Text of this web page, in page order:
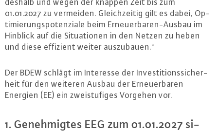
deshalb und wegen der knappen Zeit bis zum
01.01.2027 zu vermeiden. Gleich­zei­tig gilt es dabei, Op­
ti­mie­rungs­po­ten­zia­le beim Er­neu­er­ba­ren-Aus­bau im
Hinblick auf die Si­tua­tio­nen in den Netzen zu heben
und diese effizient weiter aus­zu­bau­en.“
Der BDEW schlägt im Interesse der In­ves­ti­ti­ons­si­cher­
heit für den weiteren Ausbau der Er­neu­er­ba­ren
Energien (EE) ein zwei­stu­fi­ges Vorgehen vor.
1. Ge­neh­mig­tes EEG zum 01.01.2027 si­